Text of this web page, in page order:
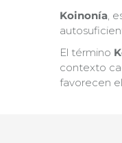
Koinonía ,
El término
contexto
favorecen